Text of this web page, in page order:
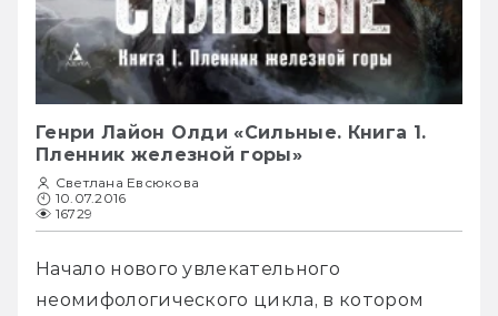
Генри Лайон Олди «Сильные. Книга 1.
Пленник железной горы»
Светлана Евсюкова
10.07.2016
16729
Начало нового увлекательного
неомифологического цикла, в котором